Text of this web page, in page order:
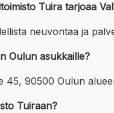
Tuira tarjoaa
neuvontaa ja
Oulun asukkaille?
45, 90500 Oulun
Tuiraan?